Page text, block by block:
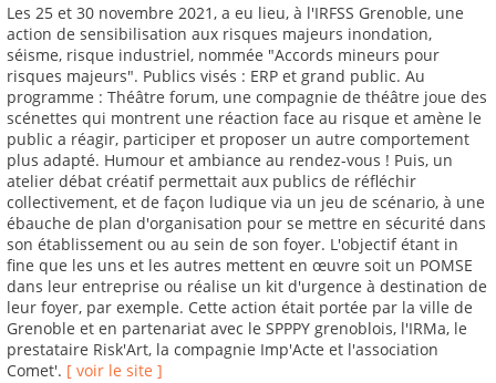
Les 25 et 30 novembre 2021, a eu lieu, à l'IRFSS Grenoble, une
action de sensibilisation aux risques majeurs inondation,
séisme, risque industriel, nommée "Accords mineurs pour
risques majeurs". Publics visés : ERP et grand public. Au
programme : Théâtre forum, une compagnie de théâtre joue des
scénettes qui montrent une réaction face au risque et amène le
public a réagir, participer et proposer un autre comportement
plus adapté. Humour et ambiance au rendez-vous ! Puis, un
atelier débat créatif permettait aux publics de réfléchir
collectivement, et de façon ludique via un jeu de scénario, à une
ébauche de plan d'organisation pour se mettre en sécurité dans
son établissement ou au sein de son foyer. L'objectif étant in
fine que les uns et les autres mettent en œuvre soit un POMSE
dans leur entreprise ou réalise un kit d'urgence à destination de
leur foyer, par exemple. Cette action était portée par la ville de
Grenoble et en partenariat avec le SPPPY grenoblois, l'IRMa, le
prestataire Risk'Art, la compagnie Imp'Acte et l'association
Comet'. [ voir le site ]